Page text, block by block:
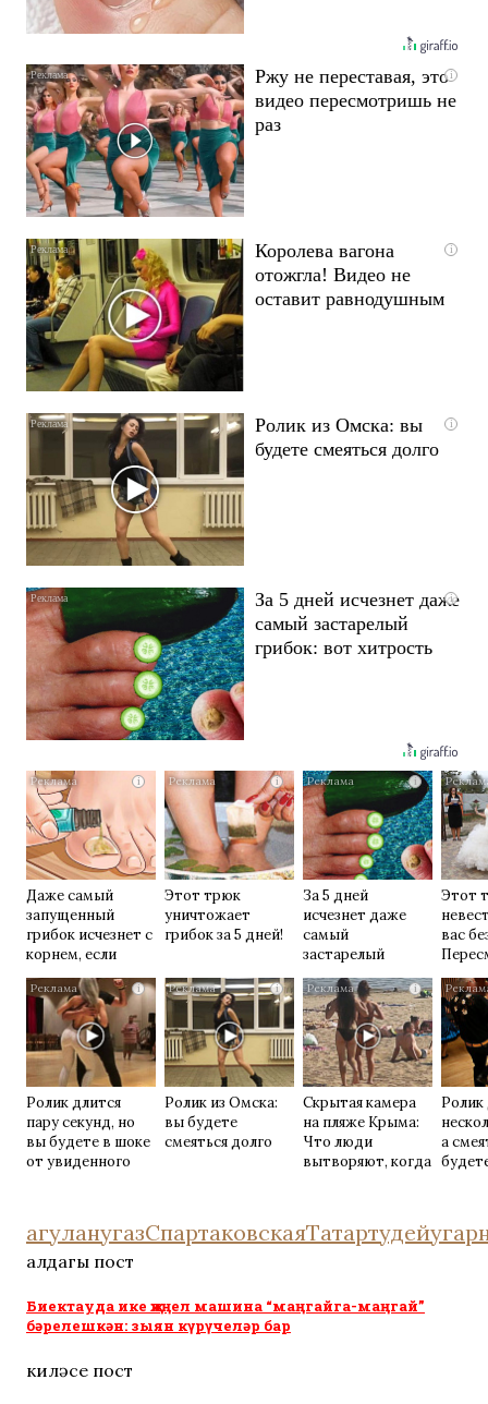
i
Ржу не переставая, это
видео пересмотришь не
раз
i
Королева вагона
отожгла! Видео не
оставит равнодушным
i
Ролик из Омска: вы
будете смеяться долго
i
За 5 дней исчезнет даже
самый застарелый
грибок: вот хитрость
i
Даже самый
запущенный
грибок исчезнет с
корнем, если
перед сном…
i
Этот трюк
уничтожает
грибок за 5 дней!
i
За 5 дней
исчезнет даже
самый
застарелый
грибок: вот
хитрость
Этот
вас
раз
i
Ролик длится
пару секунд, но
вы будете в шоке
от увиденного
i
Ролик из Омска:
вы будете
смеяться долго
i
Скрытая камера
на пляже Крыма:
Что люди
вытворяют, когда
Ролик
а
агуланугазСпартаковскаяТатартудей
алдагы пост
Биектауда ике җиңел машина “маңгайга-маңгай”
бәрелешкән: зыян күрүчеләр бар
киләсе пост